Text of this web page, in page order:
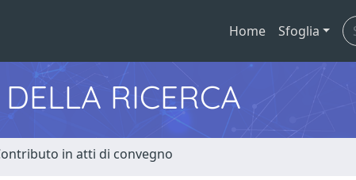
Home Sfoglia
RICERCA
in atti di convegno